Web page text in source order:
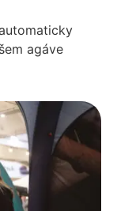
agáve